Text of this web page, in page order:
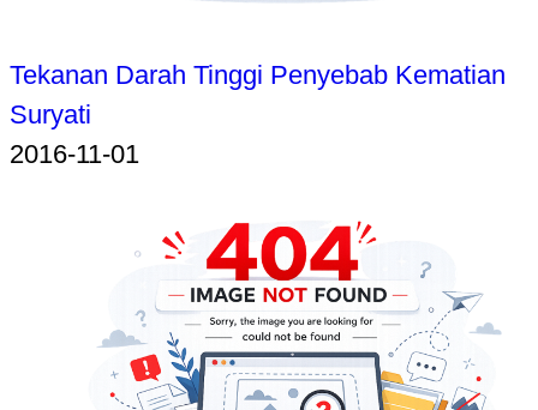
Tekanan Darah Tinggi Penyebab Kematian
Suryati
2016-11-01